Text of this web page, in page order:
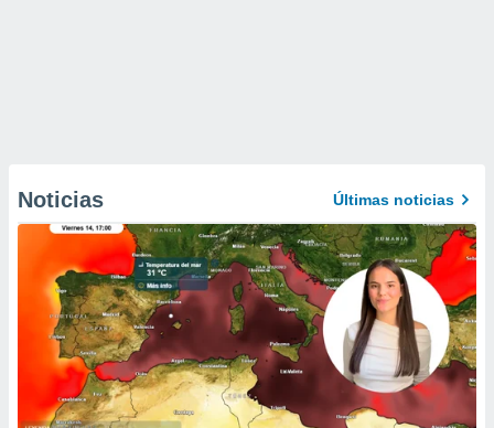
Noticias Últimas noticias